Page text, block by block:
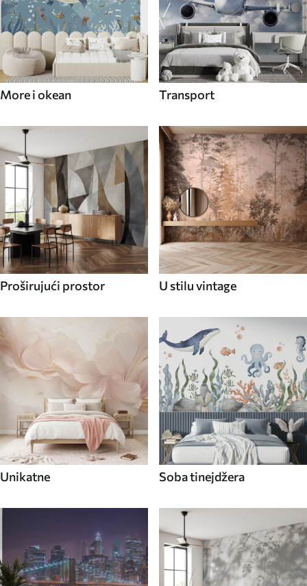
More i okean Transport
Proširujući prostor U stilu vintage
Unikatne Soba tinejdžera